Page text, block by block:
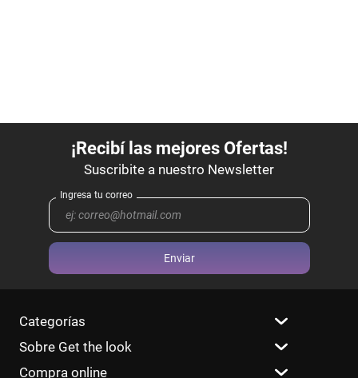
Enviar
Categorías
Sobre Get the look
Compra online